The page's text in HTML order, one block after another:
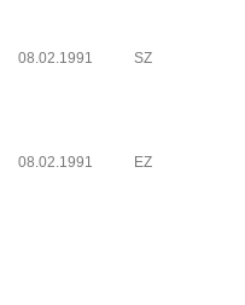
08.02.1991 SZ
08.02.1991 EZ